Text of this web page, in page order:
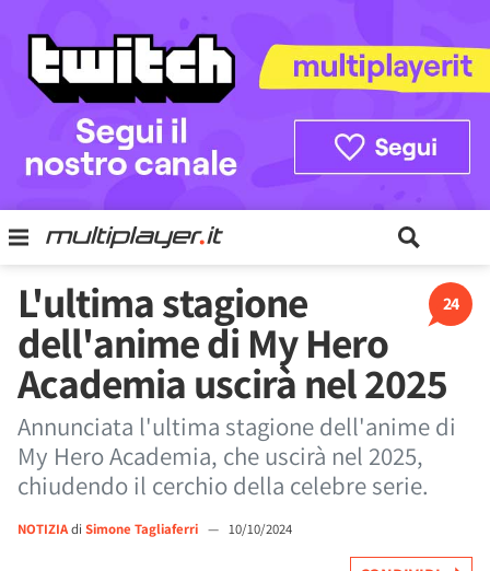
24
L'ultima stagione
dell'anime di My Hero
Academia uscirà nel 2025
Annunciata l'ultima stagione dell'anime di
My Hero Academia, che uscirà nel 2025,
chiudendo il cerchio della celebre serie.
NOTIZIAdi Simone Tagliaferri — 10/10/2024